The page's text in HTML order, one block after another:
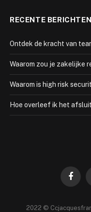
RECENTE BERICHTEN
Ontdek de kracht van
Waarom zou je zakelijke
Waarom is high risk
Hoe overleef ik het
2022 ©